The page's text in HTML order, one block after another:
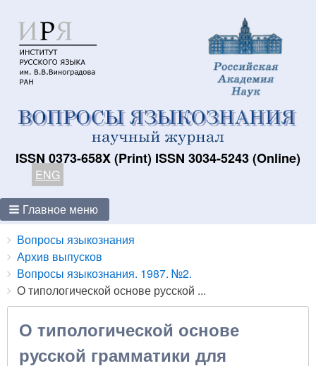
ISSN 0373-658X (Print) ISSN 3034-5243 (Online)
ENG
Главное меню
Breadcrumbs
You
are
here:
Вопросы языкознания
Архив выпусков
Вопросы языкознания. 1987. №2.
О типологической основе русской ...
О типологической основе
русской грамматики для